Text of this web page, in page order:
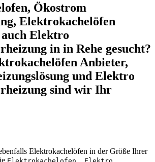
Ökostrom
Elektrokachelöfen
Elektro
in in Rehe gesucht?
Anbieter,
und Elektro
sind wir Ihr
Elektrokachelöfen in der Größe Ihrer